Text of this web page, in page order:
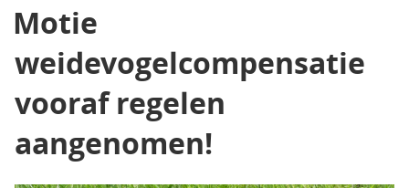
Motie
weidevogelcompensatie
vooraf regelen
aangenomen!